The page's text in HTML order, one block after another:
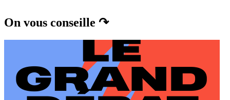
On vous conseille ↷